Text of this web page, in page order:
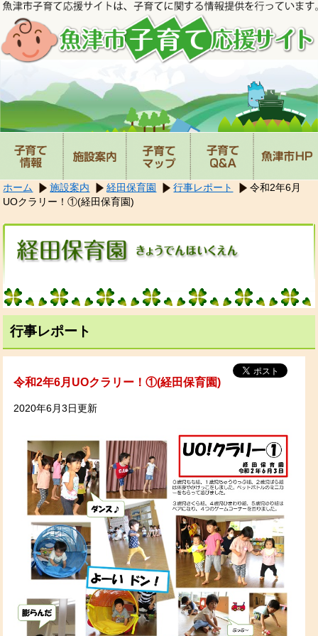
本
文
へ
移
し
ホーム 施設案内 経田保育園 行事レポート
令和2年6月
UOクラリー！①(経田保育園)
行事レポート
令和2年6月UOクラリー！①(経田保育園)
2020年6月3日更新